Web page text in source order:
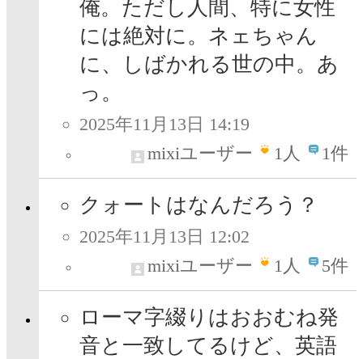
俺。ただし人間、特に女性
には絶対に。ネェちゃん
に、しばかれる世の中。あ
っ。
2025年11月13日 14:19
mixiユーザー
1人 1件
クォートはなんだろう？
2025年11月13日 12:02
mixiユーザー
1人 5件
ローマ字綴りはおおむね発
音と一致してるけど、英語